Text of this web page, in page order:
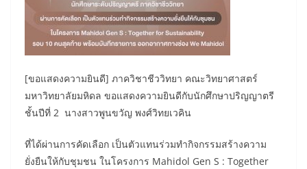
[ขอแสดงความยินดี] ภาควิชาชีววิทยา คณะวิทยาศาสตร์
มหาวิทยาลัยมหิดล ขอแสดงความยินดีกับนักศึกษาปริญญาตรี
ชั้นปีที่ 2 นางสาวพูนขวัญ พงศ์วิทยเวคิน
ที่ได้ผ่านการคัดเลือก เป็นตัวแทนร่วมทำกิจกรรมสร้างความ
ยั่งยืนให้กับชุมชน ในโครงการ Mahidol Gen S : Together